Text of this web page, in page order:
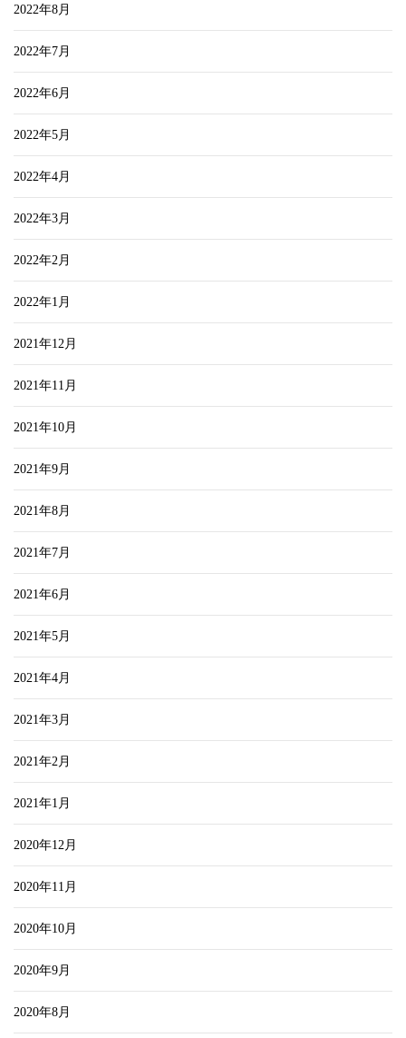
2022年8月
2022年7月
2022年6月
2022年5月
2022年4月
2022年3月
2022年2月
2022年1月
2021年12月
2021年11月
2021年10月
2021年9月
2021年8月
2021年7月
2021年6月
2021年5月
2021年4月
2021年3月
2021年2月
2021年1月
2020年12月
2020年11月
2020年10月
2020年9月
2020年8月